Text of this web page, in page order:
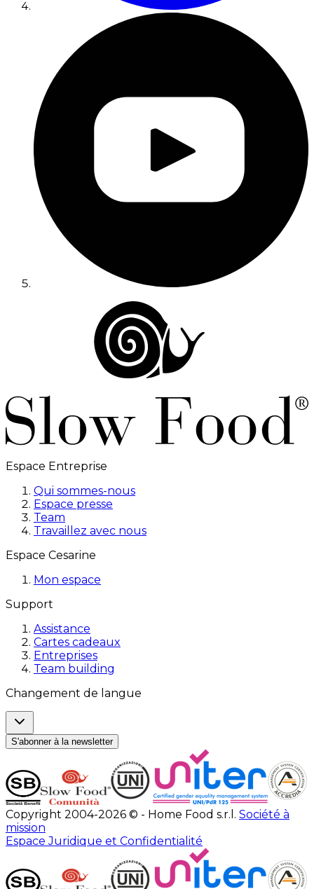
Espace Entreprise
Qui sommes-nous
Espace presse
Team
Travaillez avec nous
Espace Cesarine
Mon espace
Support
Assistance
Cartes cadeaux
Entreprises
Team building
Changement de langue
S'abonner à la newsletter
Copyright 2004-2026 © - Home Food s.r.l. Société à
mission
Espace Juridique et Confidentialité